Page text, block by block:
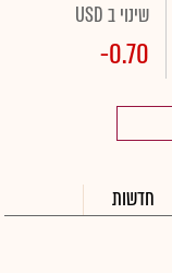
שינוי ב USD
-0.70
חדשות